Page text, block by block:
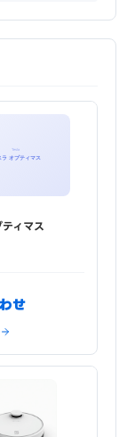
ィマス
せ